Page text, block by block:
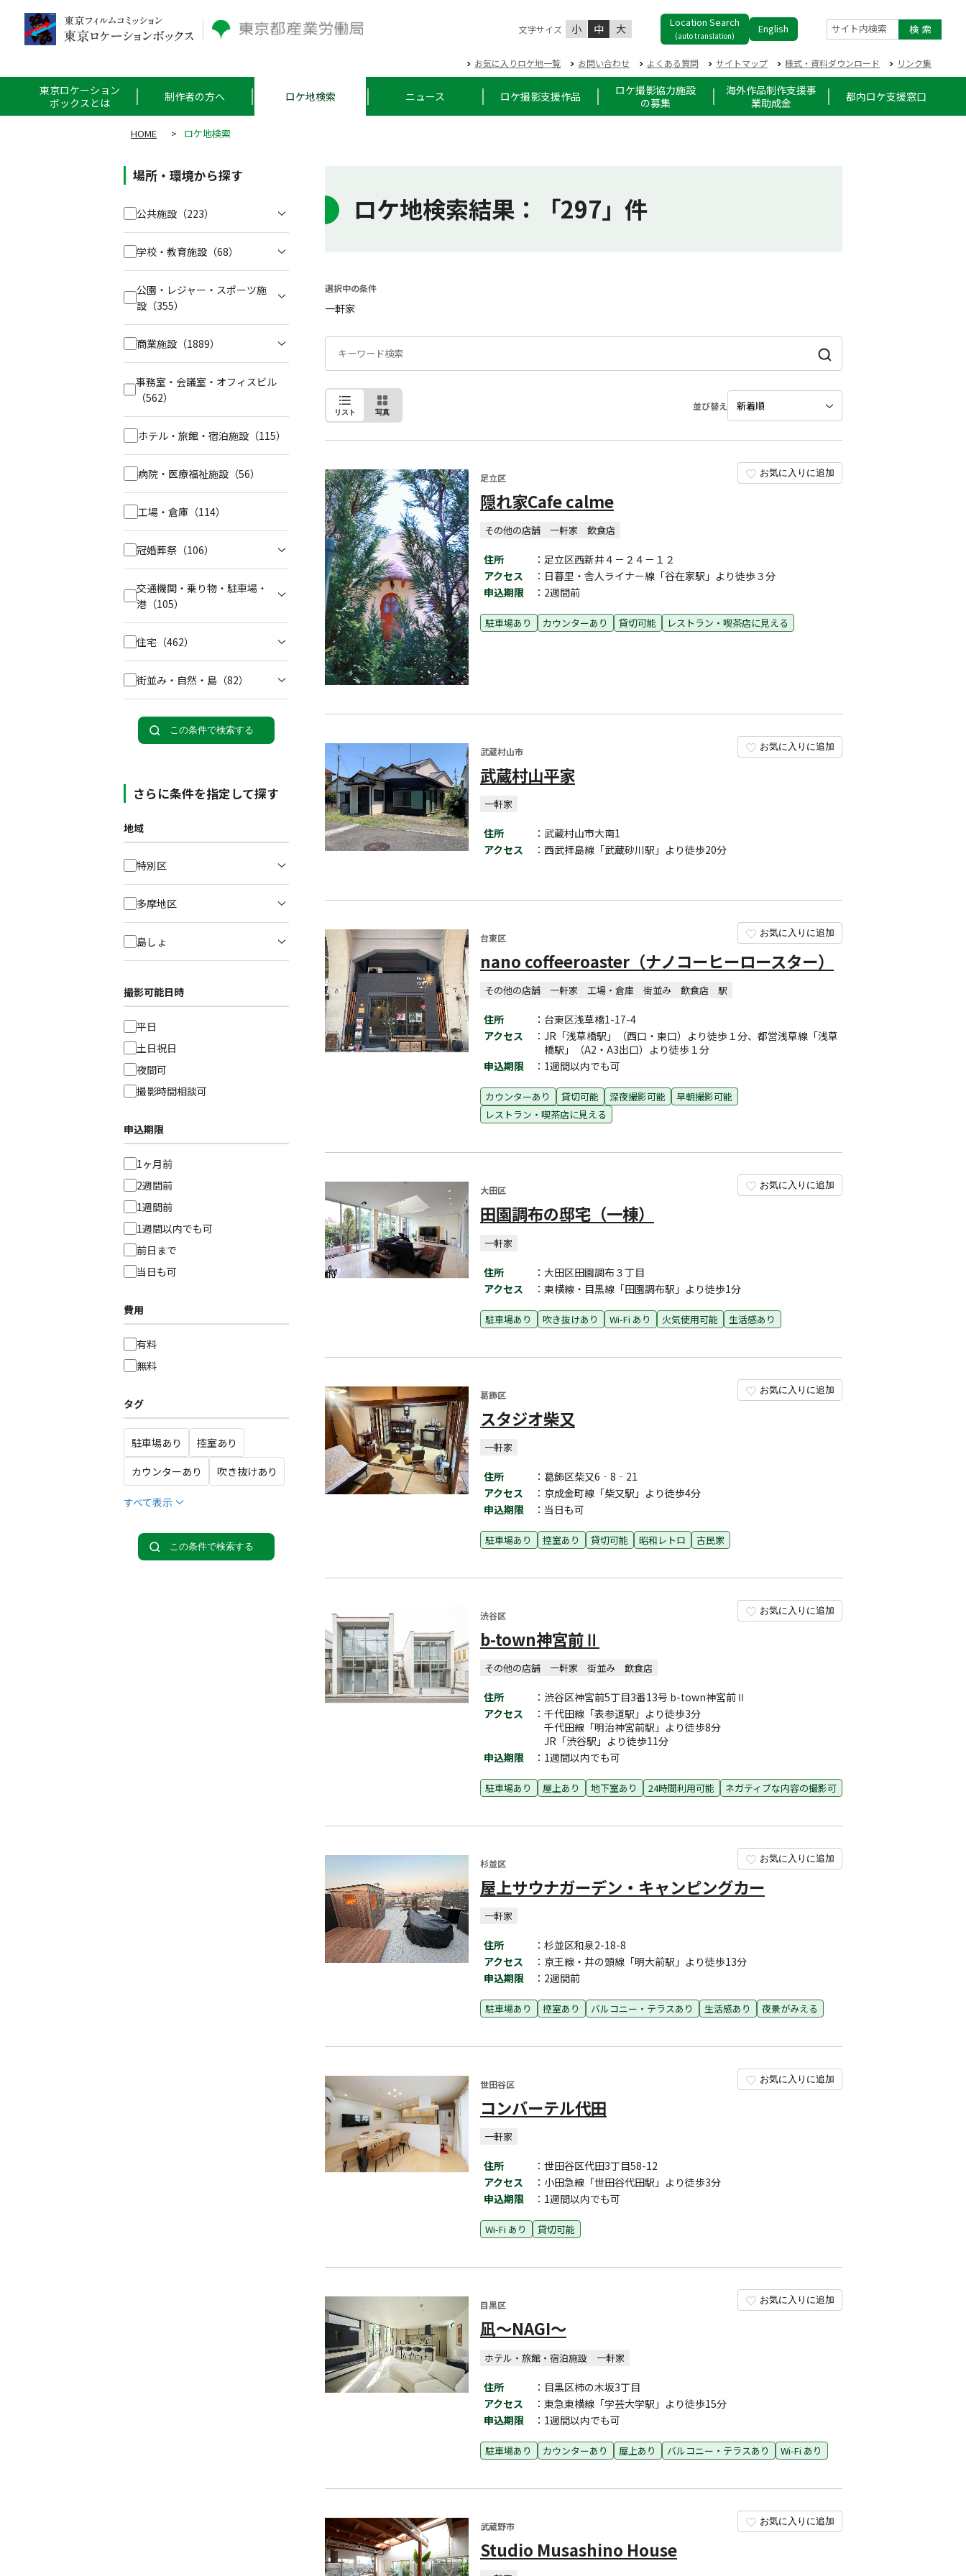
文字サイズ 小 中 大 Location Search
(auto translation)
English サイト内検索
お気に入りロケ地一覧 お問い合わせ よくある質問 サイトマップ 様式・資料ダウンロード リンク集
東京ロケーション
ボックスとは
制作者の方へ ロケ地検索 ニュース ロケ撮影支援作品
ロケ撮影協力施設
の募集
海外作品制作支援事
業助成金
都内ロケ支援窓口
HOME > ロケ地検索
ロケ地検索結果 ：「297」件
選択中の条件
一軒家
リスト 写真
並び替え
お気に入りに追加
足立区
隠れ家Cafe calme
その他の店舗 一軒家 飲食店
住所
：足立区西新井４－２４－１２
アクセス
：日暮里・舎人ライナー線「谷在家駅」より徒歩３分
申込期限
：2週間前
駐車場あり カウンターあり 貸切可能 レストラン・喫茶店に見える
お気に入りに追加
武蔵村山市
武蔵村山平家
一軒家
住所
：武蔵村山市大南1
アクセス
：西武拝島線「武蔵砂川駅」より徒歩20分
お気に入りに追加
台東区
nano coffeeroaster（ナノコーヒーロースター）
その他の店舗 一軒家 工場・倉庫 街並み 飲食店 駅
住所
：台東区浅草橋1-17-4
アクセス
：JR「浅草橋駅」（西口・東口）より徒歩１分、都営浅草線「浅草
橋駅」（A2・A3出口）より徒歩１分
申込期限
：1週間以内でも可
カウンターあり 貸切可能 深夜撮影可能
早朝撮影可能
レストラン・喫茶店に見える
お気に入りに追加
大田区
田園調布の邸宅（一棟）
一軒家
住所
：大田区田園調布３丁目
アクセス
：東横線・目黒線「田園調布駅」より徒歩1分
駐車場あり 吹き抜けあり Wi-Fi あり 火気使用可能 生活感あり
お気に入りに追加
葛飾区
スタジオ柴又
一軒家
住所
：葛飾区柴又6‐8‐21
アクセス
：京成金町線「柴又駅」より徒歩4分
申込期限
：当日も可
駐車場あり 控室あり 貸切可能 昭和レトロ 古民家
お気に入りに追加
渋谷区
b-town神宮前Ⅱ
その他の店舗 一軒家 街並み 飲食店
住所
：渋谷区神宮前5丁目3番13号 b-town神宮前Ⅱ
アクセス
：千代田線「表参道駅」より徒歩3分
千代田線「明治神宮前駅」より徒歩8分
JR「渋谷駅」より徒歩11分
申込期限
：1週間以内でも可
駐車場あり 屋上あり 地下室あり 24時間利用可能 ネガティブな内容の撮影可
お気に入りに追加
杉並区
屋上サウナガーデン・キャンピングカー
一軒家
住所
：杉並区和泉2-18-8
アクセス
：京王線・井の頭線「明大前駅」より徒歩13分
申込期限
：2週間前
駐車場あり 控室あり バルコニー・テラスあり 生活感あり 夜景がみえる
お気に入りに追加
世田谷区
コンバーテル代田
一軒家
住所
：世田谷区代田3丁目58-12
アクセス
：小田急線「世田谷代田駅」より徒歩3分
申込期限
：1週間以内でも可
Wi-Fi あり 貸切可能
お気に入りに追加
目黒区
凪〜NAGI〜
ホテル・旅館・宿泊施設 一軒家
住所
：目黒区柿の木坂3丁目
アクセス
：東急東横線「学芸大学駅」より徒歩15分
申込期限
：1週間以内でも可
駐車場あり カウンターあり 屋上あり バルコニー・テラスあり Wi-Fi あり
お気に入りに追加
武蔵野市
Studio Musashino House
場所・環境から探す
公共施設 （223）
学校・教育施設 （68）
公園・レジャー・スポーツ施
設 （355）
商業施設 （1889）
事務室・会議室・オフィスビル
（562）
ホテル・旅館・宿泊施設 （115）
病院・医療福祉施設 （56）
工場・倉庫 （114）
冠婚葬祭 （106）
交通機関・乗り物・駐車場・
港 （105）
住宅 （462）
街並み・自然・島 （82）
この条件で検索する
さらに条件を指定して探す
地域
特別区
多摩地区
島しょ
撮影可能日時
平日
土日祝日
夜間可
撮影時間相談可
申込期限
1ヶ月前
2週間前
1週間前
1週間以内でも可
前日まで
当日も可
費用
有料
無料
タグ
駐車場あり
控室あり
カウンターあり
吹き抜けあり
すべて表示
この条件で検索する